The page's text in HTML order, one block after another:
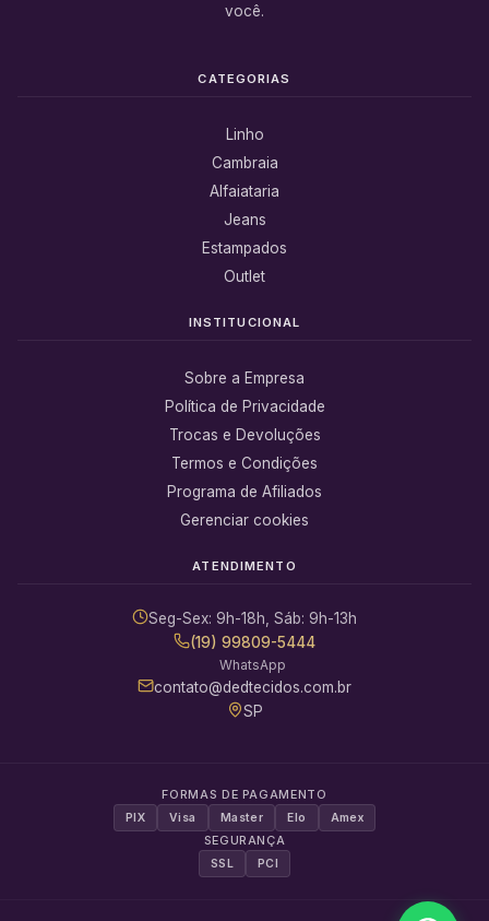
você.
CATEGORIAS
Linho
Cambraia
Alfaiataria
Jeans
Estampados
Outlet
INSTITUCIONAL
Sobre a Empresa
Política de Privacidade
Trocas e Devoluções
Termos e Condições
Programa de Afiliados
Gerenciar cookies
ATENDIMENTO
Seg-Sex: 9h-18h, Sáb: 9h-13h
(19) 99809-5444
WhatsApp
contato@dedtecidos.com.br
SP
FORMAS DE PAGAMENTO
PIX Visa Master Elo Amex
SEGURANÇA
SSL PCI